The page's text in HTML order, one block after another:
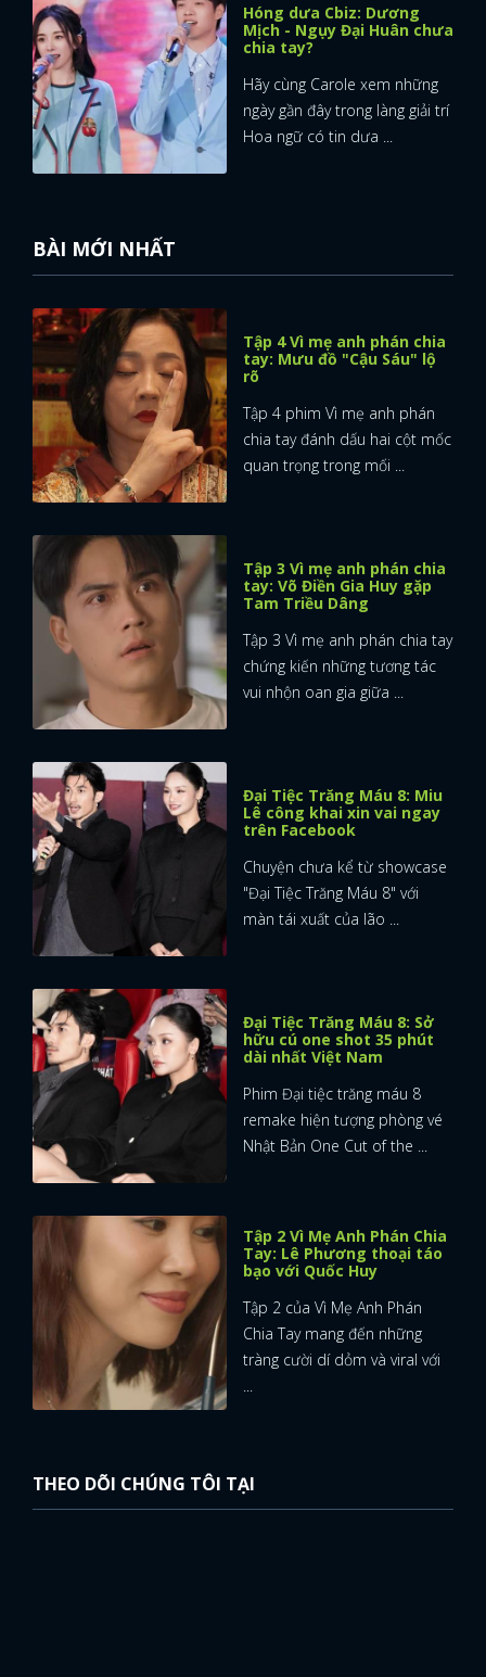
Hóng dưa Cbiz: Dương
Mịch - Ngụy Đại Huân chưa
chia tay?
Hãy cùng Carole xem những
ngày gần đây trong làng giải trí
Hoa ngữ có tin dưa ...
BÀI MỚI NHẤT
Tập 4 Vì mẹ anh phán chia
tay: Mưu đồ "Cậu Sáu" lộ
rõ
Tập 4 phim Vì mẹ anh phán
chia tay đánh dấu hai cột mốc
quan trọng trong mối ...
Tập 3 Vì mẹ anh phán chia
tay: Võ Điền Gia Huy gặp
Tam Triều Dâng
Tập 3 Vì mẹ anh phán chia tay
chứng kiến những tương tác
vui nhộn oan gia giữa ...
Đại Tiệc Trăng Máu 8: Miu
Lê công khai xin vai ngay
trên Facebook
Chuyện chưa kể từ showcase
"Đại Tiệc Trăng Máu 8" với
màn tái xuất của lão ...
Đại Tiệc Trăng Máu 8: Sở
hữu cú one shot 35 phút
dài nhất Việt Nam
Phim Đại tiệc trăng máu 8
remake hiện tượng phòng vé
Nhật Bản One Cut of the ...
Tập 2 Vì Mẹ Anh Phán Chia
Tay: Lê Phương thoại táo
bạo với Quốc Huy
Tập 2 của Vì Mẹ Anh Phán
Chia Tay mang đến những
tràng cười dí dỏm và viral với
...
THEO DÕI CHÚNG TÔI TẠI